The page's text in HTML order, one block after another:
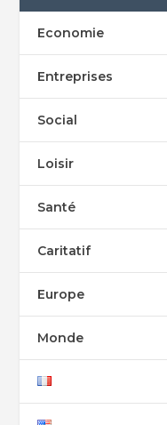
Economie
Entreprises
Social
Loisir
Santé
Caritatif
Europe
Monde